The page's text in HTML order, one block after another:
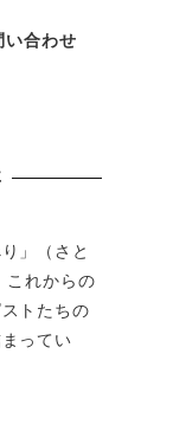
い合わせ
」（さと
これからの
トたちの
ってい